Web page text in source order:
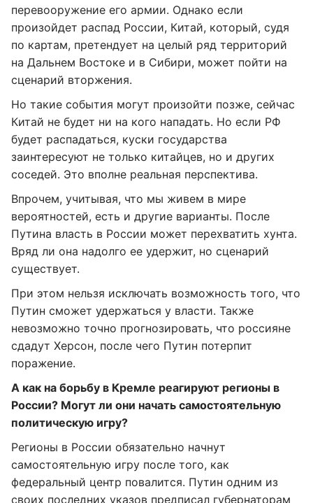
перевооружение его армии. Однако если
произойдет распад России, Китай, который, судя
по картам, претендует на целый ряд территорий
на Дальнем Востоке и в Сибири, может пойти на
сценарий вторжения.
Но такие события могут произойти позже, сейчас
Китай не будет ни на кого нападать. Но если РФ
будет распадаться, куски государства
заинтересуют не только китайцев, но и других
соседей. Это вполне реальная перспектива.
Впрочем, учитывая, что мы живем в мире
вероятностей, есть и другие варианты. После
Путина власть в России может перехватить хунта.
Вряд ли она надолго ее удержит, но сценарий
существует.
При этом нельзя исключать возможность того, что
Путин сможет удержаться у власти. Также
невозможно точно прогнозировать, что россияне
сдадут Херсон, после чего Путин потерпит
поражение.
А как на борьбу в Кремле реагируют регионы в
России? Могут ли они начать самостоятельную
политическую игру?
Регионы в России обязательно начнут
самостоятельную игру после того, как
федеральный центр повалится. Путин одним из
своих последних указов предписал губернаторам